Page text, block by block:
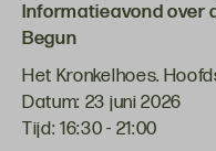
Informatieavond over
Begun
Het Kronkelhoes.
Datum: 23 juni 2026
Tijd: 16:30 - 21:00